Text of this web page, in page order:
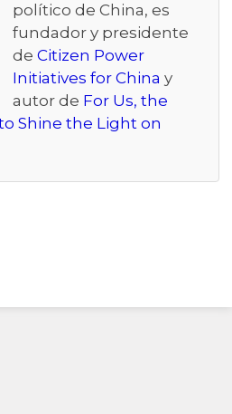
político de China, es
fundador y presidente
de Citizen Power
Initiatives for China y
autor de For Us, the
Shine the Light on